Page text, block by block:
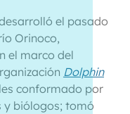
el pasado
Orinoco,
el marco del
Dolphin
conformado por
y biólogos; tomó